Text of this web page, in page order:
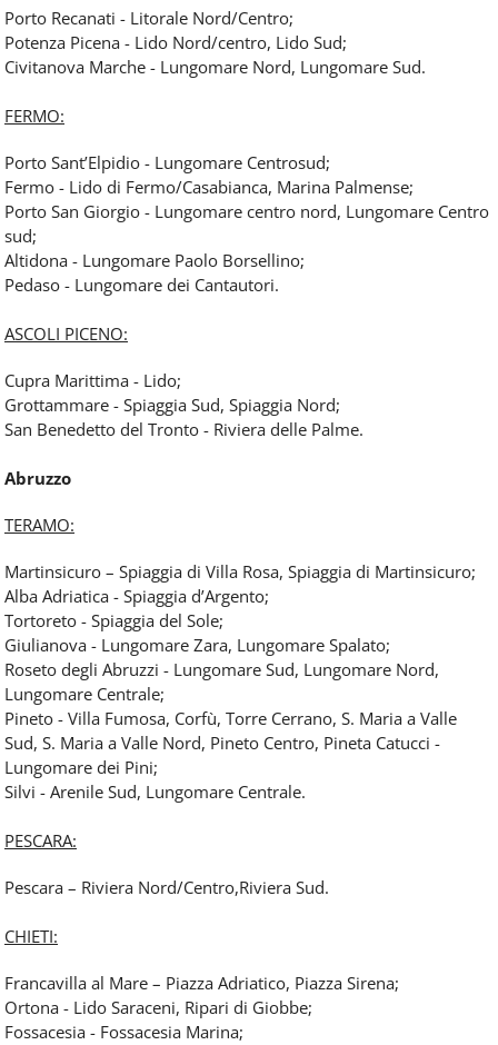
Porto Recanati - Litorale Nord/Centro;
Potenza Picena - Lido Nord/centro, Lido Sud;
Civitanova Marche - Lungomare Nord, Lungomare Sud.
FERMO:
Porto Sant’Elpidio - Lungomare Centrosud;
Fermo - Lido di Fermo/Casabianca, Marina Palmense;
Porto San Giorgio - Lungomare centro nord, Lungomare Centro
sud;
Altidona - Lungomare Paolo Borsellino;
Pedaso - Lungomare dei Cantautori.
ASCOLI PICENO:
Cupra Marittima - Lido;
Grottammare - Spiaggia Sud, Spiaggia Nord;
San Benedetto del Tronto - Riviera delle Palme.
Abruzzo
TERAMO:
Martinsicuro – Spiaggia di Villa Rosa, Spiaggia di Martinsicuro;
Alba Adriatica - Spiaggia d’Argento;
Tortoreto - Spiaggia del Sole;
Giulianova - Lungomare Zara, Lungomare Spalato;
Roseto degli Abruzzi - Lungomare Sud, Lungomare Nord,
Lungomare Centrale;
Pineto - Villa Fumosa, Corfù, Torre Cerrano, S. Maria a Valle
Sud, S. Maria a Valle Nord, Pineto Centro, Pineta Catucci -
Lungomare dei Pini;
Silvi - Arenile Sud, Lungomare Centrale.
PESCARA:
Pescara – Riviera Nord/Centro,Riviera Sud.
CHIETI:
Francavilla al Mare – Piazza Adriatico, Piazza Sirena;
Ortona - Lido Saraceni, Ripari di Giobbe;
Fossacesia - Fossacesia Marina;